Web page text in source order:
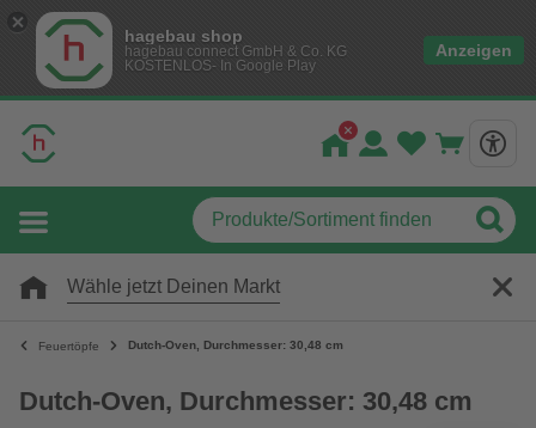
hagebau shop
hagebau connect GmbH & Co. KG
KOSTENLOS- In Google Play
Anzeigen
Wähle jetzt Deinen Markt
Feuertöpfe Dutch-Oven, Durchmesser: 30,48 cm
Dutch-Oven, Durchmesser: 30,48 cm